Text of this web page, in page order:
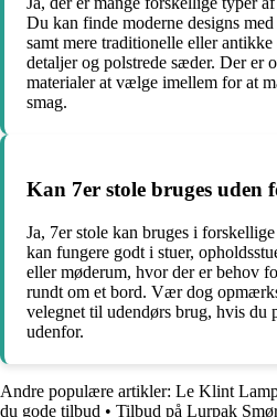
Du kan finde moderne designs
samt mere traditionelle eller antikke
detaljer og polstrede sæder. Der er
materialer at vælge imellem for at
smag.
Kan 7er stole bruges uden
Ja, 7er stole kan bruges i
kan fungere godt i stuer,
eller møderum, hvor der er behov
rundt om et bord. Vær dog
velegnet til udendørs brug, hvis du
udenfor.
Andre populære artikler: Le Klint
du gode tilbud • Tilbud på Lurpak